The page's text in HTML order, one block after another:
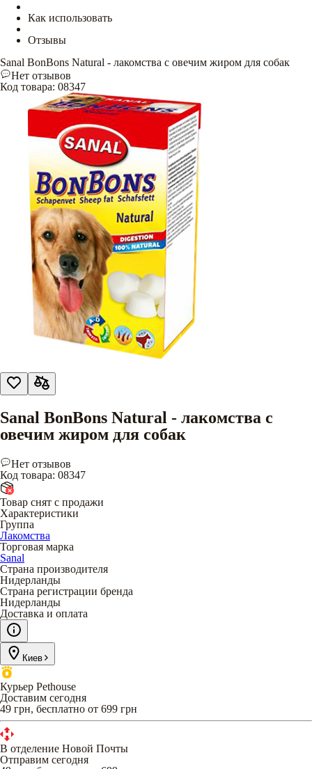
Как использовать
Отзывы
Sanal BonBons Natural - лакомства с овечим жиром для собак
Нет отзывов
Код товара: 08347
Sanal BonBons Natural - лакомства с
овечим жиром для собак
Нет отзывов
Код товара: 08347
Товар снят с продажи
Характеристики
Группа
Лакомства
Торговая марка
Sanal
Страна производителя
Нидерланды
Страна регистрации бренда
Нидерланды
Доставка и оплата
Киев
Курьер Pethouse
Доставим сегодня
49 грн, бесплатно от 699 грн
В отделение Новой Почты
Отправим сегодня